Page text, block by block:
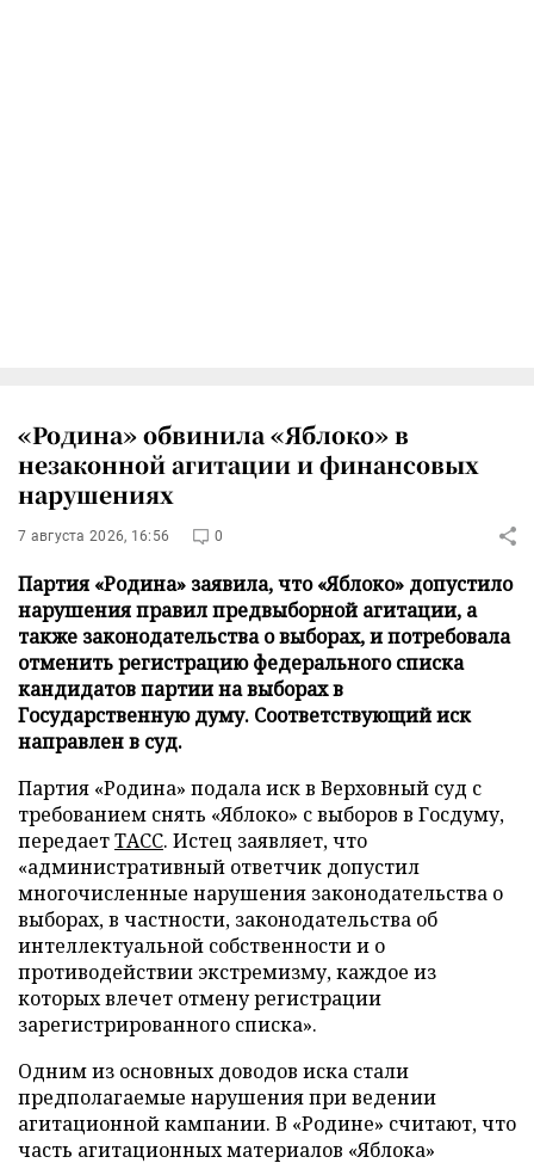
«Родина» обвинила «Яблоко» в
незаконной агитации и финансовых
нарушениях
7 августа 2026, 16:56 0
Партия «Родина» заявила, что «Яблоко» допустило
нарушения правил предвыборной агитации, а
также законодательства о выборах, и потребовала
отменить регистрацию федерального списка
кандидатов партии на выборах в
Государственную думу. Соответствующий иск
направлен в суд.
Партия «Родина» подала иск в Верховный суд с
требованием снять «Яблоко» с выборов в Госдуму,
передаетТАСС. Истец заявляет, что
«административный ответчик допустил
многочисленные нарушения законодательства о
выборах, в частности, законодательства об
интеллектуальной собственности и о
противодействии экстремизму, каждое из
которых влечет отмену регистрации
зарегистрированного списка».
Одним из основных доводов иска стали
предполагаемые нарушения при ведении
агитационной кампании. В «Родине» считают, что
часть агитационных материалов «Яблока»